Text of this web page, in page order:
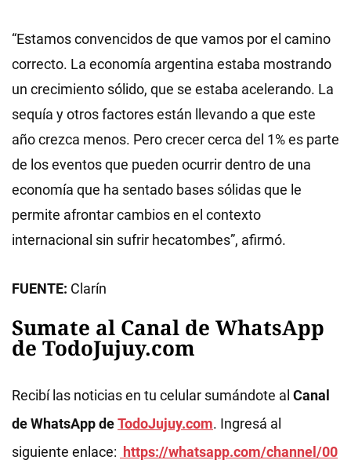
“Estamos convencidos de que vamos por el camino
correcto. La economía argentina estaba mostrando
un crecimiento sólido, que se estaba acelerando. La
sequía y otros factores están llevando a que este
año crezca menos. Pero crecer cerca del 1% es parte
de los eventos que pueden ocurrir dentro de una
economía que ha sentado bases sólidas que le
permite afrontar cambios en el contexto
internacional sin sufrir hecatombes”, afirmó.
FUENTE: Clarín
Sumate al Canal de WhatsApp
de TodoJujuy.com
Recibí las noticias en tu celular sumándote al Canal
de WhatsApp deTodoJujuy.com. Ingresá al
siguiente enlace: https://whatsapp.com/channel/00